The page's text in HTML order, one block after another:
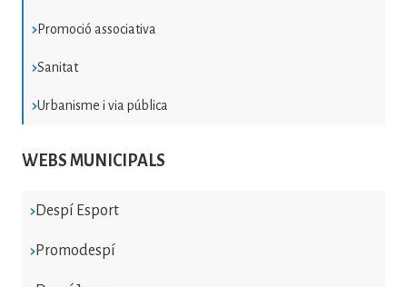
Promoció associativa
Sanitat
Urbanisme i via pública
WEBS MUNICIPALS
Despí Esport
Promodespí